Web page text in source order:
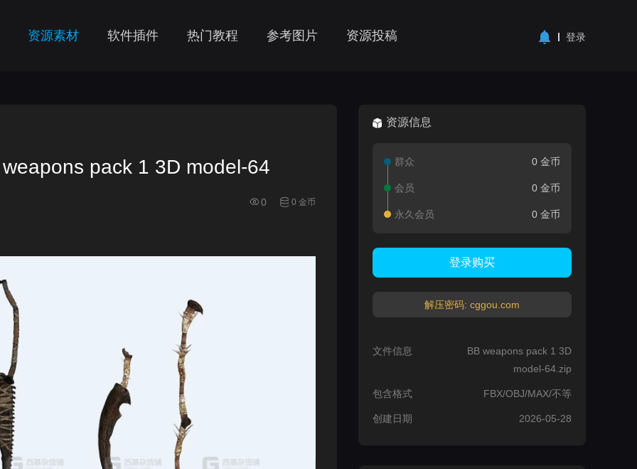
资源素材 软件插件 热门教程 参考图片 资源投稿 登录
pack 1 3D model-64
0 0 金币
资源信息
群众 0 金币
会员 0 金币
永久会员 0 金币
登录购买
解压密码: cggou.com
文件信息
BB weapons pack 1 3D
model-64.zip
包含格式 FBX/OBJ/MAX/不等
创建日期 2026-05-28